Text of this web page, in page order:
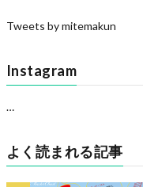
Tweets by mitemakun
Instagram
…
よく読まれる記事